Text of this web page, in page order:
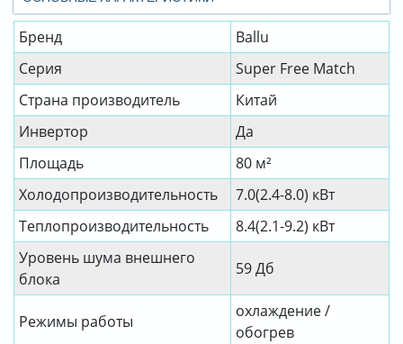
Бренд
Ballu
Серия
Super Free Match
Страна производитель
Китай
Инвертор
Да
Площадь
80 м²
Холодопроизводительность
7.0(2.4-8.0) кВт
Теплопроизводительность
8.4(2.1-9.2) кВт
Уровень шума внешнего
блока
59 Дб
Режимы работы
охлаждение /
обогрев